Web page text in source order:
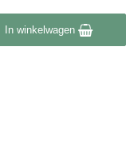
In winkelwagen